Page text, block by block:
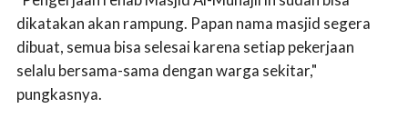
dikatakan akan rampung. Papan nama masjid segera
dibuat, semua bisa selesai karena setiap pekerjaan
selalu bersama-sama dengan warga sekitar,"
pungkasnya.